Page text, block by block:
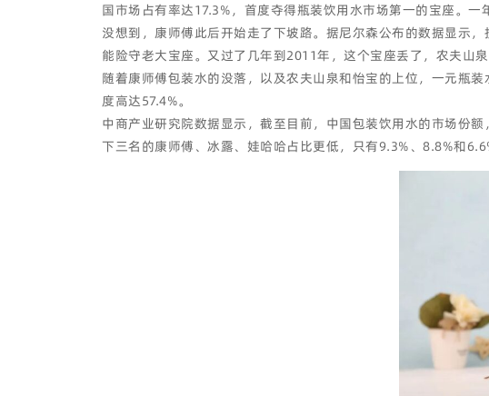
国市场占有率达17.3%，首度夺得瓶装饮用水市场第一的宝座。
没想到，康师傅此后开始走了下坡路。据尼尔森公布的数据显示
能险守老大宝座。又过了几年到2011年，这个宝座丢了，农夫山
随着康师傅包装水的没落，以及农夫山泉和怡宝的上位，一元瓶
度高达57.4%。
中商产业研究院数据显示，截至目前，中国包装饮用水的市场份
下三名的康师傅、冰露、娃哈哈占比更低，只有9.3%、8.8%和